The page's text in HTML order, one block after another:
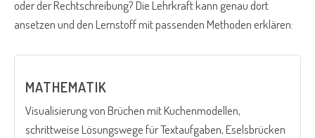
oder der Rechtschreibung? Die Lehrkraft kann genau dort
ansetzen und den Lernstoff mit passenden Methoden erklären:
MATHEMATIK
Visualisierung von Brüchen mit Kuchenmodellen,
schrittweise Lösungswege für Textaufgaben, Eselsbrücken